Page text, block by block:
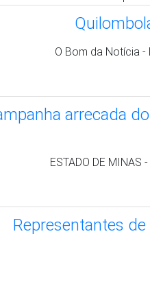
Escolas em
Jornal Opção -
Quilombolas do
Quilombolas